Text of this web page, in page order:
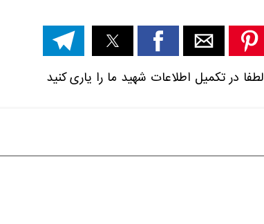
لطفا در تکمیل اطلاعات شهید ما را یاری کنید